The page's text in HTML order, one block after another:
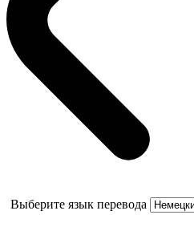
Выберите язык перевода